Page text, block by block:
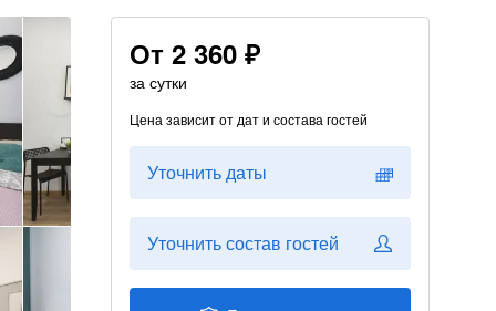
От 2 360 ₽
за сутки
Цена зависит от дат и состава гостей
Уточнить даты
Уточнить состав гостей